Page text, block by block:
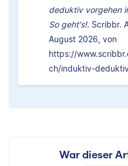
deduktiv vorgehen
So geht's!. Scribbr.
August 2026, von
https://
ch/induktiv-
War dieser